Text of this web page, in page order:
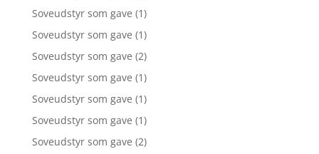
Soveudstyr som gave (1)
Soveudstyr som gave (1)
Soveudstyr som gave (2)
Soveudstyr som gave (1)
Soveudstyr som gave (1)
Soveudstyr som gave (1)
Soveudstyr som gave (2)